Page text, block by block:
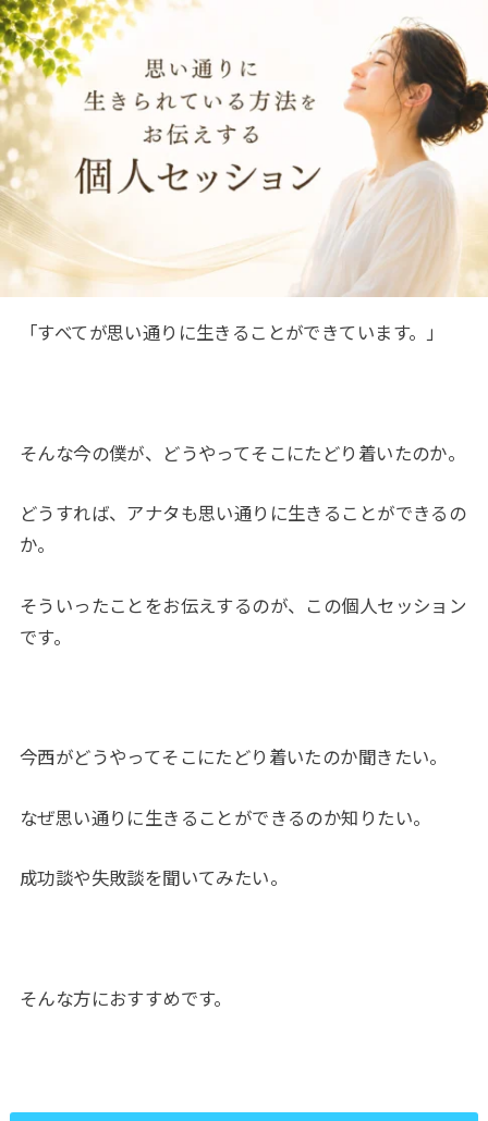
「すべてが思い通りに生きることができています。」
そんな今の僕が、どうやってそこにたどり着いたのか。
どうすれば、アナタも思い通りに生きることができるの
か。
そういったことをお伝えするのが、この個人セッション
です。
今西がどうやってそこにたどり着いたのか聞きたい。
なぜ思い通りに生きることができるのか知りたい。
成功談や失敗談を聞いてみたい。
そんな方におすすめです。